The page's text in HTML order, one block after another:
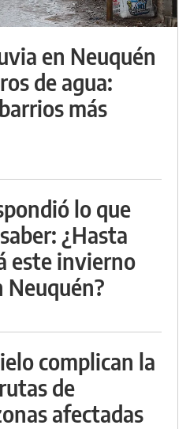
en Neuquén
de agua:
más
lo que
¿Hasta
este invierno
complican la
de
afectadas